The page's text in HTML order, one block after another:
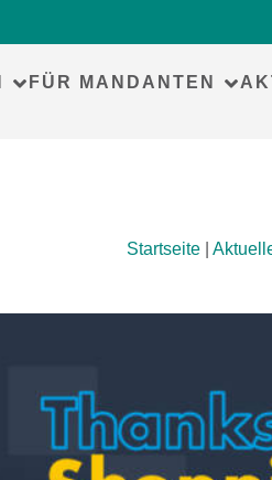
FÜR MANDANTEN
Startseite